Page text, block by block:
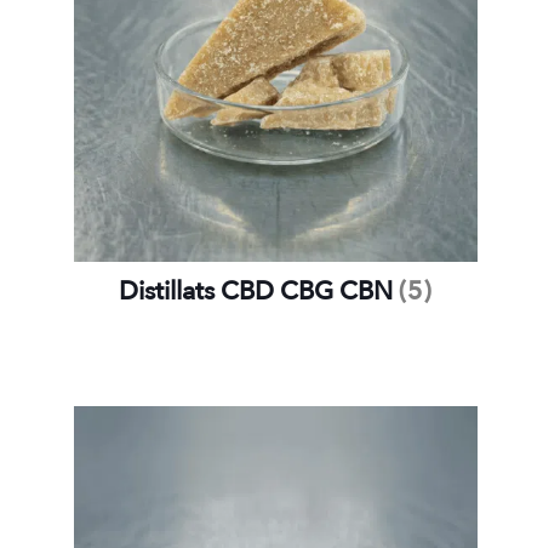
Distillats CBD CBG CBN(5)